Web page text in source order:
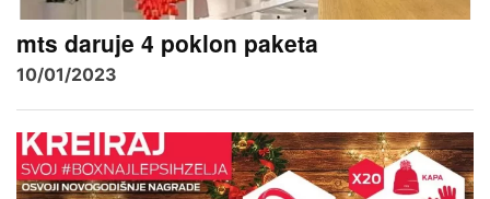
mts daruje 4 poklon paketa
10/01/2023